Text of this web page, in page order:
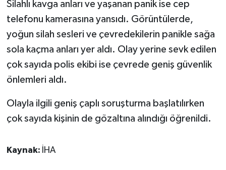
Silahlı kavga anları ve yaşanan panik ise cep
telefonu kamerasına yansıdı. Görüntülerde,
yoğun silah sesleri ve çevredekilerin panikle sağa
sola kaçma anları yer aldı. Olay yerine sevk edilen
çok sayıda polis ekibi ise çevrede geniş güvenlik
önlemleri aldı.
Olayla ilgili geniş çaplı soruşturma başlatılırken
çok sayıda kişinin de gözaltına alındığı öğrenildi.
Kaynak: İHA